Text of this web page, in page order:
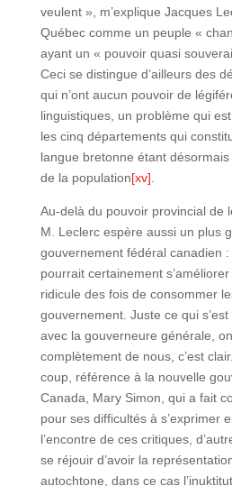
veulent », m’explique Jacques
Québec comme un peuple «
ayant un « pouvoir quasi
Ceci se distingue d’ailleurs des
qui n’ont aucun pouvoir de
linguistiques, un problème qui
les cinq départements qui
langue bretonne étant
de la population[xv].
Au-delà du pouvoir provincial de
M. Leclerc espère aussi un plus
gouvernement fédéral canadien
pourrait certainement s’améliorer
ridicule des fois de consommer
gouvernement. Juste ce qui
avec la gouverneure générale,
complètement de nous, c’est
coup, référence à la nouvelle
Canada, Mary Simon, qui a fait
pour ses difficultés à s’exprimer
l’encontre de ces critiques,
se réjouir d’avoir la
autochtone, dans ce cas